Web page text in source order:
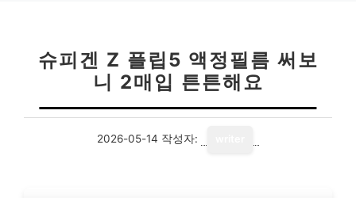
슈피겐 Z 플립5 액정필름 써보
니 2매입 튼튼해요
2026-05-14 작성자: